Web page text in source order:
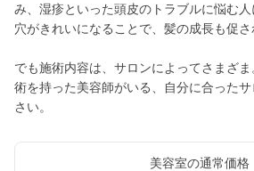
み、湿疹といった頭皮のトラブルに悩む
穴がきれいになることで、髪の成長も促さ
でも施術内容は、サロンによってさまざ
術を持った美容師がいる、自分に合った
さい。
美容室の通常価格